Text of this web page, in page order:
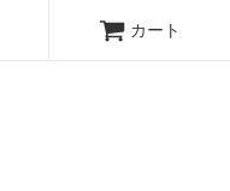
カート